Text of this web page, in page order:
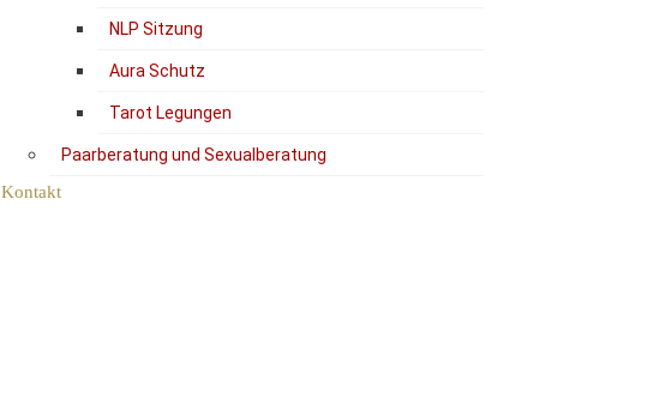
NLP Sitzung
Aura Schutz
Tarot Legungen
Paarberatung und Sexualberatung
Kontakt